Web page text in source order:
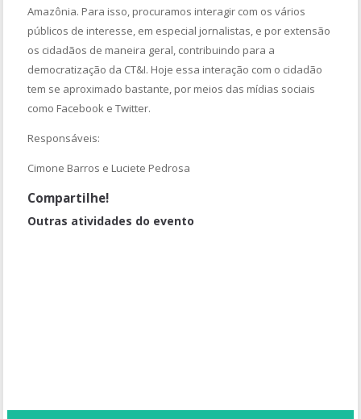
Amazônia. Para isso, procuramos interagir com os vários
públicos de interesse, em especial jornalistas, e por extensão
os cidadãos de maneira geral, contribuindo para a
democratização da CT&I. Hoje essa interação com o cidadão
tem se aproximado bastante, por meios das mídias sociais
como Facebook e Twitter.
Responsáveis:
Cimone Barros e Luciete Pedrosa
Compartilhe!
Outras atividades do evento